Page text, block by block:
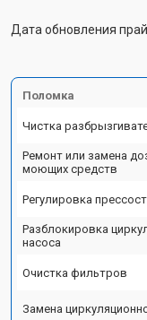
Дата обновления
Поломка
Чистка
Ремонт или замена
моющих средств
Регулировка
Разблокировка
насоса
Очистка фильтров
Замена